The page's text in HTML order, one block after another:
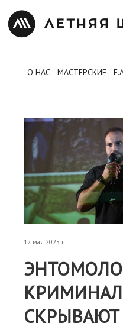
О НАС МАСТЕРСКИЕ
12 мая 2025 г.